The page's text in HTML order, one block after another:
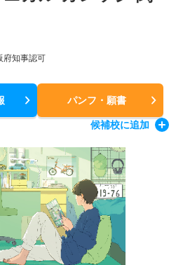
府知事認可
パンフ・願書
候補校に追加